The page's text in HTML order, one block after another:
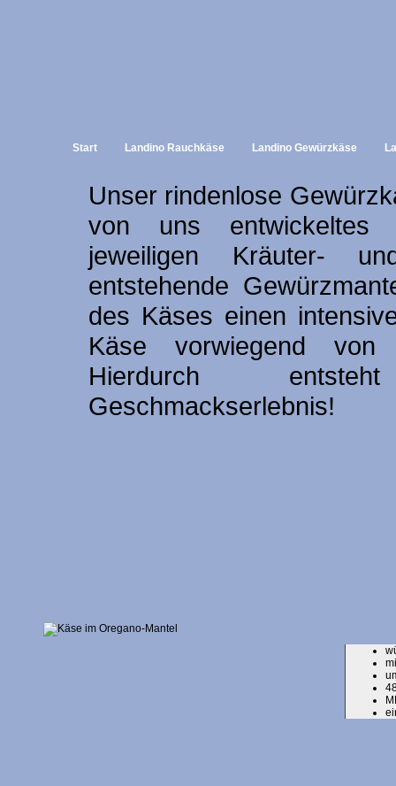
Start Landino Rauchkäse Landino Gewürzkäse
Unser rindenlose
von uns entwickeltes
jeweiligen Kräuter-
entstehende
des Käses einen
Käse vorwiegend von
Hierdurch
Geschmackserlebnis!